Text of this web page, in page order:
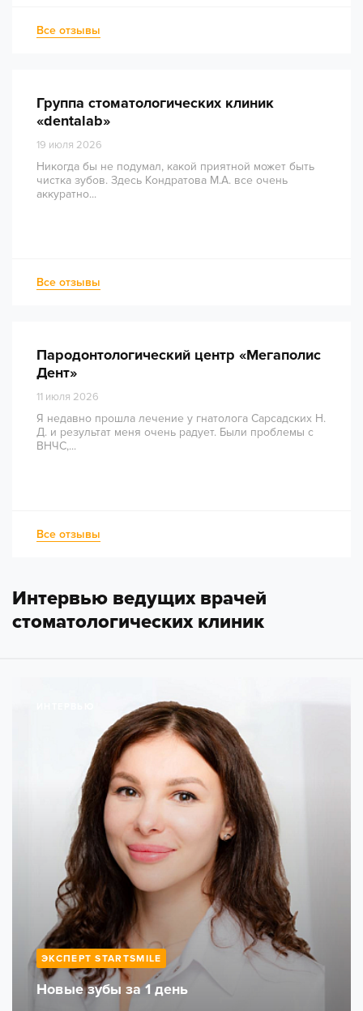
Все отзывы
Группа стоматологических клиник
«dentalab»
19 июля 2026
Никогда бы не подумал, какой приятной может быть
чистка зубов. Здесь Кондратова М.А. все очень
аккуратно...
Все отзывы
Пародонтологический центр «Мегаполис
Дент»
11 июля 2026
Я недавно прошла лечение у гнатолога Сарсадских Н.
Д. и результат меня очень радует. Были проблемы с
ВНЧС,...
Все отзывы
Интервью ведущих врачей
стоматологических клиник
ЭКСПЕРТ STARTSMILE
Новые зубы за 1 день